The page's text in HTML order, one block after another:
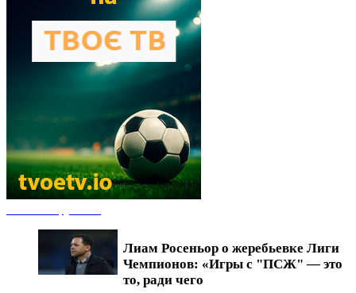
Лиам Росеньор о жеребьевке Лиги
Чемпионов: «Игры с "ПСЖ" — это
то, ради чего